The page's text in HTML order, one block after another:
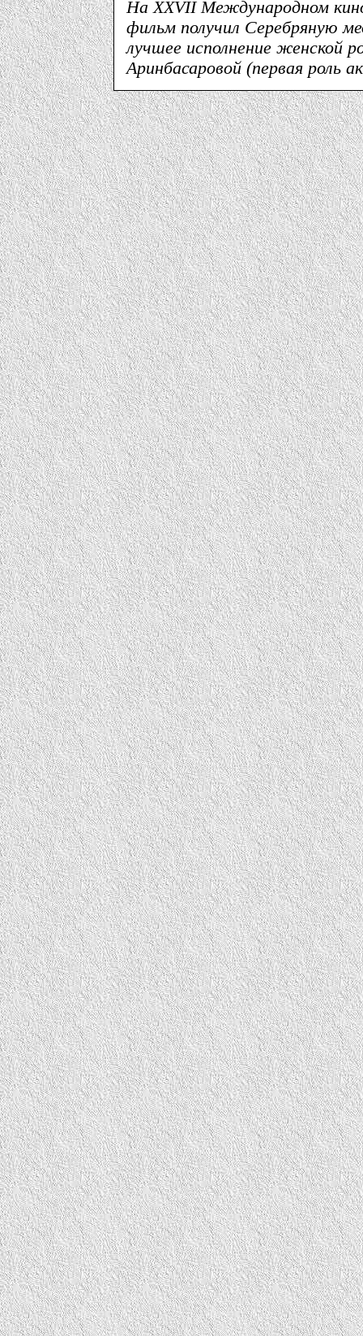
На ХХVII Международном
фильм получил Серебряную
лучшее исполнение женской
Аринбасаровой (первая роль